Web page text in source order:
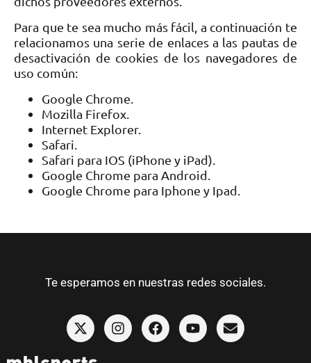
Para que te sea mucho más fácil, a continuación te
relacionamos una serie de enlaces a las pautas de
desactivación de cookies de los navegadores de
uso común:
Google Chrome.
Mozilla Firefox.
Internet Explorer.
Safari.
Safari para IOS (iPhone y iPad).
Google Chrome para Android.
Google Chrome para Iphone y Ipad.
Te esperamos en nuestras redes sociales.